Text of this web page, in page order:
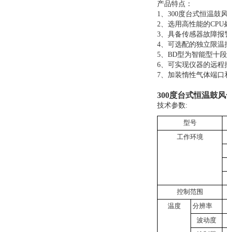
产品特点：
1、300度台式恒温鼓
2、选用高性能的
3、具备传感器故障
4、可选配的独立限
5、BD型为智能型十
6、可实现仪器的远
7、加装惰性气体端
300度台式恒温鼓
技术参数:
型号
工作环境
控制范围
温度
分辨率
波动度